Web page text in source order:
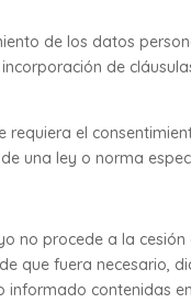
de los datos
de
requiera el
una ley o norma
no procede a la
que fuera necesario,
informado contenidas